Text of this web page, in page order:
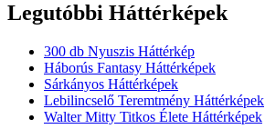
Legutóbbi Háttérképek
300 db Nyuszis Háttérkép
Háborús Fantasy Háttérképek
Sárkányos Háttérképek
Lebilincselő Teremtmény Háttérképek
Walter Mitty Titkos Élete Háttérképek